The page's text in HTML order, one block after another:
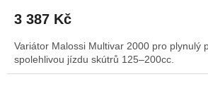
3 387 Kč
Variátor Malossi Multivar 2000 pro plynulý
spolehlivou jízdu skútrů 125–200cc.